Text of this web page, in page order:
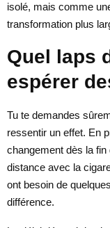
isolé, mais comme
transformation plus
Quel laps
espérer
Tu te demandes
ressentir un effet. En
changement dès la fin
distance avec la
ont besoin de
différence.